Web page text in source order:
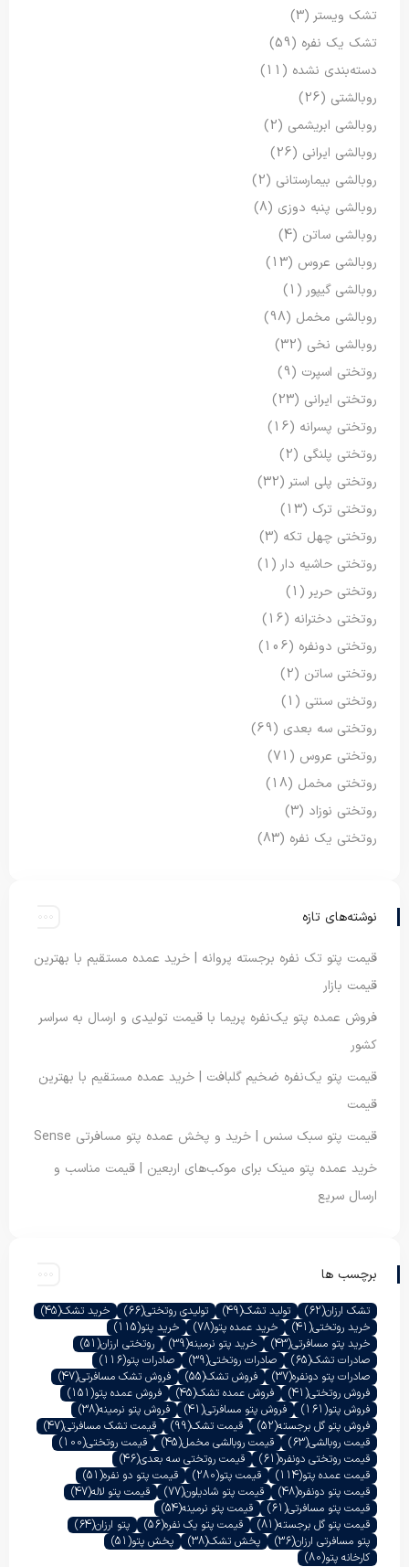
تشک ویستر (3)
تشک یک نفره (59)
دسته‌بندی نشده (11)
روبالشتی (26)
روبالشی ابریشمی (2)
روبالشی ایرانی (26)
روبالشی بیمارستانی (2)
روبالشی پنبه دوزی (8)
روبالشی ساتن (4)
روبالشی عروس (13)
روبالشی گیپور (1)
روبالشی مخمل (98)
روبالشی نخی (32)
روتختی اسپرت (9)
روتختی ایرانی (23)
روتختی پسرانه (16)
روتختی پلنگی (2)
روتختی پلی استر (32)
روتختی ترک (13)
روتختی چهل تکه (3)
روتختی حاشیه دار (1)
روتختی حریر (1)
روتختی دخترانه (16)
روتختی دونفره (106)
روتختی ساتن (2)
روتختی سنتی (1)
روتختی سه بعدی (69)
روتختی عروس (71)
روتختی مخمل (18)
روتختی نوزاد (3)
روتختی یک نفره (83)
نوشته‌های تازه
قیمت پتو تک نفره برجسته پروانه | خرید عمده مستقیم با بهترین
قیمت بازار
فروش عمده پتو یک‌نفره پریما با قیمت تولیدی و ارسال به سراسر
کشور
قیمت پتو یک‌نفره ضخیم گلبافت | خرید عمده مستقیم با بهترین
قیمت
قیمت پتو سبک سنس | خرید و پخش عمده پتو مسافرتی Sense
خرید عمده پتو مینک برای موکب‌های اربعین | قیمت مناسب و
ارسال سریع
برچسب ها
تشک ارزان(62) تولید تشک(49) تولیدی روتختی(66) خرید تشک(45)
خرید روتختی(41) خرید عمده پتو(78) خرید پتو(115)
خرید پتو مسافرتی(43) خرید پتو نرمینه(39) روتختی ارزان(51)
صادرات تشک(65) صادرات روتختی(39) صادرات پتو(116)
صادرات پتو دونفره(37) فروش تشک(55) فروش تشک مسافرتی(47)
فروش روتختی(41) فروش عمده تشک(45) فروش عمده پتو(151)
فروش پتو(161) فروش پتو مسافرتی(41) فروش پتو نرمینه(38)
فروش پتو گل برجسته(52) قیمت تشک(99) قیمت تشک مسافرتی(47)
قیمت روبالشی(63) قیمت روبالشی مخمل(45) قیمت روتختی(100)
قیمت روتختی دونفره(61) قیمت روتختی سه بعدی(46)
قیمت عمده پتو(114) قیمت پتو(280) قیمت پتو دو نفره(51)
قیمت پتو دونفره(48) قیمت پتو شادیلون(77) قیمت پتو لاله(47)
قیمت پتو مسافرتی(61) قیمت پتو نرمینه(54)
قیمت پتو گل برجسته(81) قیمت پتو یک نفره(56) پتو ارزان(64)
پتو مسافرتی ارزان(36) پخش تشک(38) پخش پتو(51)
کارخانه پتو(80)